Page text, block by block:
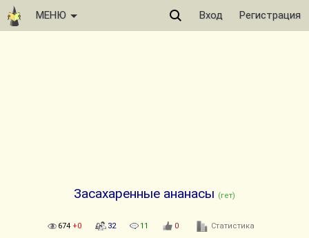
МЕНЮ Вход Регистрация
Засахаренные ананасы (гет)
674 +0 32 11 0 Статистика